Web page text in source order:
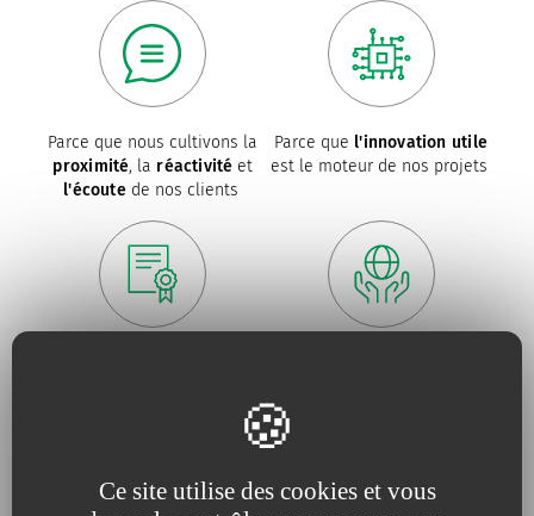
Ce site utilise des cookies et vous
Parce que nous cultivons la
proximité, la réactivité et
l'écoutede nos clients
Parce que l'innovation utile
est le moteur de nos projets